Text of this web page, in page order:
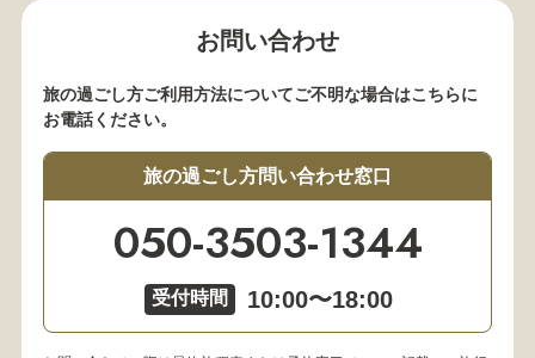
お問い合わせ
旅の過ごし方ご利用方法についてご不明な場合はこちらに
お電話ください。
旅の過ごし方問い合わせ窓口
050-3503-1344
受付時間 10:00〜18:00